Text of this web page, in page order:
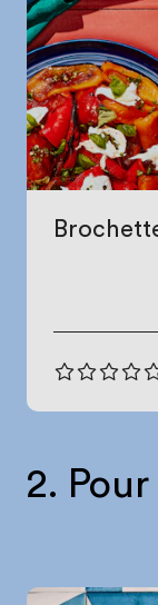
2.